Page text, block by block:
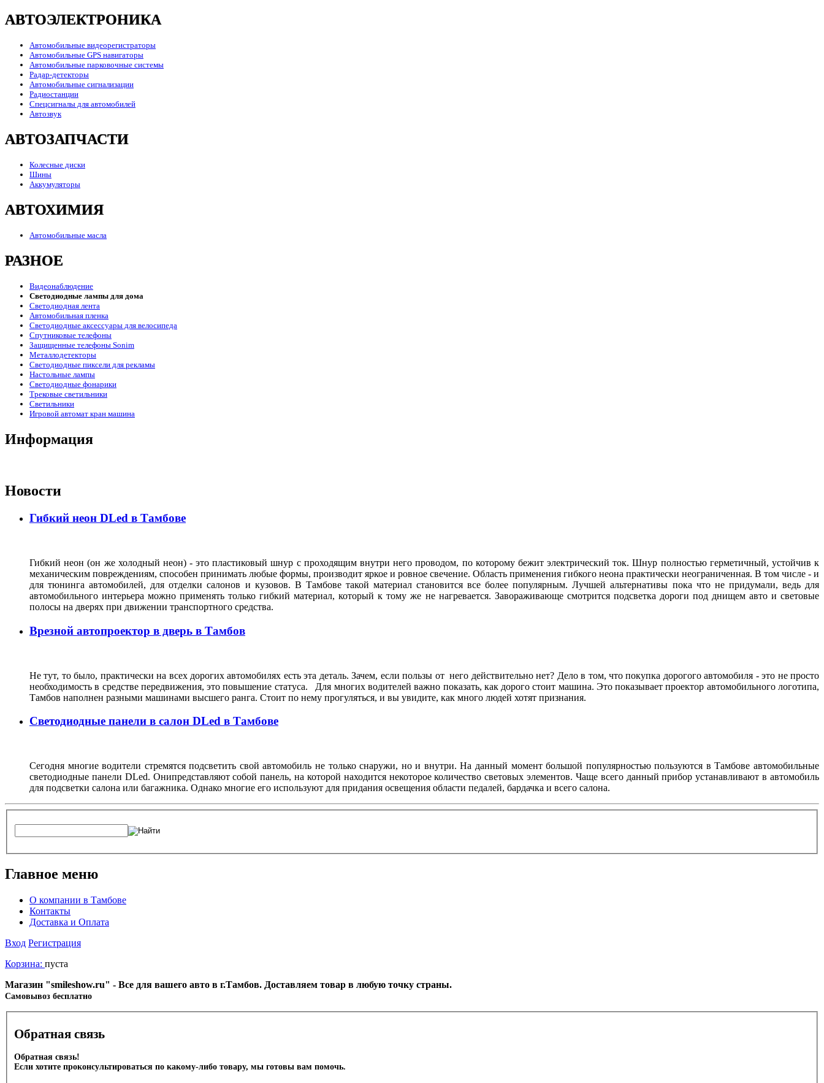
АВТОЭЛЕКТРОНИКА
Автомобильные видеорегистраторы
Автомобильные GPS навигаторы
Автомобильные парковочные системы
Радар-детекторы
Автомобильные сигнализации
Радиостанции
Спецсигналы для автомобилей
Автозвук
АВТОЗАПЧАСТИ
Колесные диски
Шины
Аккумуляторы
АВТОХИМИЯ
Автомобильные масла
РАЗНОЕ
Видеонаблюдение
Светодиодные лампы для дома
Светодиодная лента
Автомобильная пленка
Светодиодные аксессуары для велосипеда
Спутниковые телефоны
Защищенные телефоны Sonim
Металлодетекторы
Светодиодные пиксели для рекламы
Настольные лампы
Светодиодные фонарики
Трековые светильники
Светильники
Игровой автомат кран машина
Информация
Новости
Гибкий неон DLed в Тамбове
Гибкий неон (он же холодный неон) - это пластиковый шнур с проходящим внутри него проводом, по которому бежит электрический ток. Шнур полностью герметичный, устойчив к
механическим повреждениям, способен принимать любые формы, производит яркое и ровное свечение. Область применения гибкого неона практически неограниченная. В том числе - и
для тюнинга автомобилей, для отделки салонов и кузовов. В Тамбове такой материал становится все более популярным. Лучшей альтернативы пока что не придумали, ведь для
автомобильного интерьера можно применять только гибкий материал, который к тому же не нагревается. Завораживающе смотрится подсветка дороги под днищем авто и световые
полосы на дверях при движении транспортного средства.
Врезной автопроектор в дверь в Тамбов
Не тут, то было, практически на всех дорогих автомобилях есть эта деталь. Зачем, если пользы от него действительно нет? Дело в том, что покупка дорогого автомобиля - это не просто
необходимость в средстве передвижения, это повышение статуса. Для многих водителей важно показать, как дорого стоит машина. Это показывает проектор автомобильного логотипа,
Тамбов наполнен разными машинами высшего ранга. Стоит по нему прогуляться, и вы увидите, как много людей хотят признания.
Светодиодные панели в салон DLed в Тамбове
Сегодня многие водители стремятся подсветить свой автомобиль не только снаружи, но и внутри. На данный момент большой популярностью пользуются в Тамбове автомобильные
светодиодные панели DLed. Онипредставляют собой панель, на которой находится некоторое количество световых элементов. Чаще всего данный прибор устанавливают в автомобиль
для подсветки салона или багажника. Однако многие его используют для придания освещения области педалей, бардачка и всего салона.
Главное меню
О компании в Тамбове
Контакты
Доставка и Оплата
Вход Регистрация
Корзина: пуста
Магазин "smileshow.ru" - Все для вашего авто в г.Тамбов. Доставляем товар в любую точку страны.
Cамовывоз бесплатно
Обратная связь
Обратная связь!
Если хотите проконсультироваться по какому-либо товару, мы готовы вам помочь.